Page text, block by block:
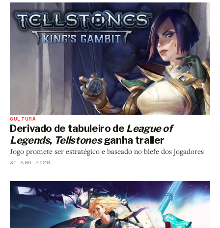
CULTURA
Derivado de tabuleiro de League of
Legends, Tellstonesganha trailer
Jogo promete ser estratégico e baseado no blefe dos jogadores
31 AGO 2020